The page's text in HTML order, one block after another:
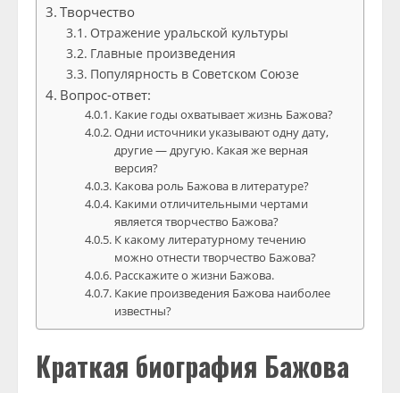
Творчество
Отражение уральской культуры
Главные произведения
Популярность в Советском Союзе
Вопрос-ответ:
Какие годы охватывает жизнь Бажова?
Одни источники указывают одну дату,
другие — другую. Какая же верная
версия?
Какова роль Бажова в литературе?
Какими отличительными чертами
является творчество Бажова?
К какому литературному течению
можно отнести творчество Бажова?
Расскажите о жизни Бажова.
Какие произведения Бажова наиболее
известны?
Краткая биография Бажова